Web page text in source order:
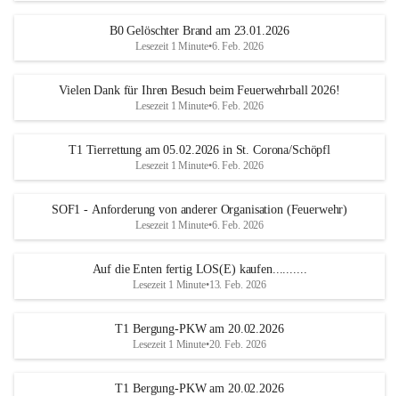
B0 Gelöschter Brand am 23.01.2026
Lesezeit 1 Minute•6. Feb. 2026
Vielen Dank für Ihren Besuch beim Feuerwehrball 2026!
Lesezeit 1 Minute•6. Feb. 2026
T1 Tierrettung am 05.02.2026 in St. Corona/Schöpfl
Lesezeit 1 Minute•6. Feb. 2026
SOF1 - Anforderung von anderer Organisation (Feuerwehr)
Lesezeit 1 Minute•6. Feb. 2026
Auf die Enten fertig LOS(E) kaufen..........
Lesezeit 1 Minute•13. Feb. 2026
T1 Bergung-PKW am 20.02.2026
Lesezeit 1 Minute•20. Feb. 2026
T1 Bergung-PKW am 20.02.2026